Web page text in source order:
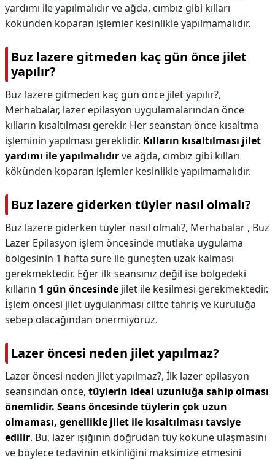
yardımı ile yapılmalıdır ve ağda, cımbız gibi kılları
kökünden koparan işlemler kesinlikle yapılmamalıdır.
Buz lazere gitmeden kaç gün önce jilet
yapılır?
Buz lazere gitmeden kaç gün önce jilet yapılır?,
Merhabalar, lazer epilasyon uygulamalarından önce
kılların kısaltılması gerekir. Her seanstan önce kısaltma
işleminin yapılması gereklidir. Kılların kısaltılması jilet
yardımı ile yapılmalıdırve ağda, cımbız gibi kılları
kökünden koparan işlemler kesinlikle yapılmamalıdır.
Buz lazere giderken tüyler nasıl olmalı?
Buz lazere giderken tüyler nasıl olmalı?, Merhabalar , Buz
Lazer Epilasyon işlem öncesinde mutlaka uygulama
bölgesinin 1 hafta süre ile güneşten uzak kalması
gerekmektedir. Eğer ilk seansınız değil ise bölgedeki
kılların 1 gün öncesinde jilet ile kesilmesi gerekmektedir.
İşlem öncesi jilet uygulanması ciltte tahriş ve kuruluğa
sebep olacağından önermiyoruz.
Lazer öncesi neden jilet yapılmaz?
Lazer öncesi neden jilet yapılmaz?, İlk lazer epilasyon
seansından önce, tüylerin ideal uzunluğa sahip olması
önemlidir. Seans öncesinde tüylerin çok uzun
olmaması, genellikle jilet ile kısaltılması tavsiye
edilir. Bu, lazer ışığının doğrudan tüy köküne ulaşmasını
ve böylece tedavinin etkinliğini maksimize etmesini